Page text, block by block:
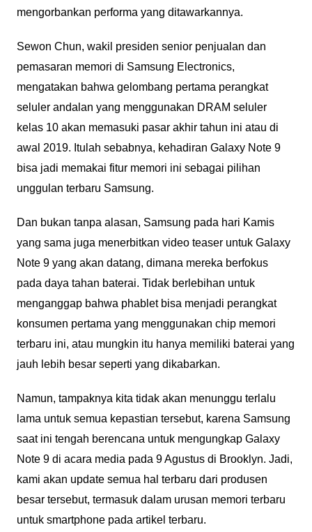
mengorbankan performa yang ditawarkannya.
Sewon Chun, wakil presiden senior penjualan dan
pemasaran memori di Samsung Electronics,
mengatakan bahwa gelombang pertama perangkat
seluler andalan yang menggunakan DRAM seluler
kelas 10 akan memasuki pasar akhir tahun ini atau di
awal 2019. Itulah sebabnya, kehadiran Galaxy Note 9
bisa jadi memakai fitur memori ini sebagai pilihan
unggulan terbaru Samsung.
Dan bukan tanpa alasan, Samsung pada hari Kamis
yang sama juga menerbitkan video teaser untuk Galaxy
Note 9 yang akan datang, dimana mereka berfokus
pada daya tahan baterai. Tidak berlebihan untuk
menganggap bahwa phablet bisa menjadi perangkat
konsumen pertama yang menggunakan chip memori
terbaru ini, atau mungkin itu hanya memiliki baterai yang
jauh lebih besar seperti yang dikabarkan.
Namun, tampaknya kita tidak akan menunggu terlalu
lama untuk semua kepastian tersebut, karena Samsung
saat ini tengah berencana untuk mengungkap Galaxy
Note 9 di acara media pada 9 Agustus di Brooklyn. Jadi,
kami akan update semua hal terbaru dari produsen
besar tersebut, termasuk dalam urusan memori terbaru
untuk smartphone pada artikel terbaru.